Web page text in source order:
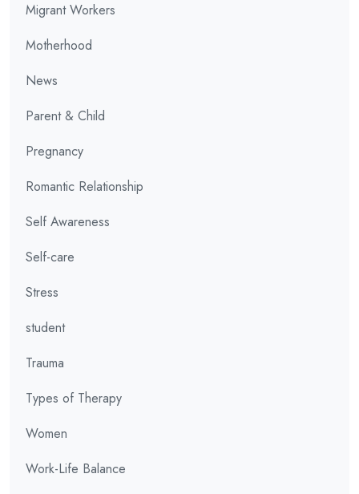
Migrant Workers
Motherhood
News
Parent & Child
Pregnancy
Romantic Relationship
Self Awareness
Self-care
Stress
student
Trauma
Types of Therapy
Women
Work-Life Balance